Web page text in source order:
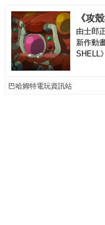
由士郎
新作動
SHELL
巴哈姆特電玩資訊站